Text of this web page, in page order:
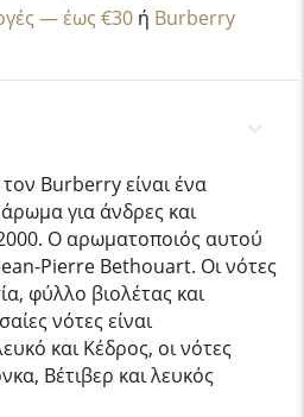
— έως €30 ή Burberry
Burberry είναι ένα
για άνδρες και
Ο αρωματοποιός αυτού
Pierre Bethouart. Οι νότες
φύλλο βιολέτας και
νότες είναι
και Κέδρος, οι νότες
Βέτιβερ και λευκός